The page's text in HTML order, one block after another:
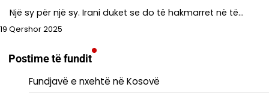
Një sy për një sy. Irani duket se do të hakmarret në të…
19 Qershor 2025
Postime të fundit
Fundjavë e nxehtë në Kosovë